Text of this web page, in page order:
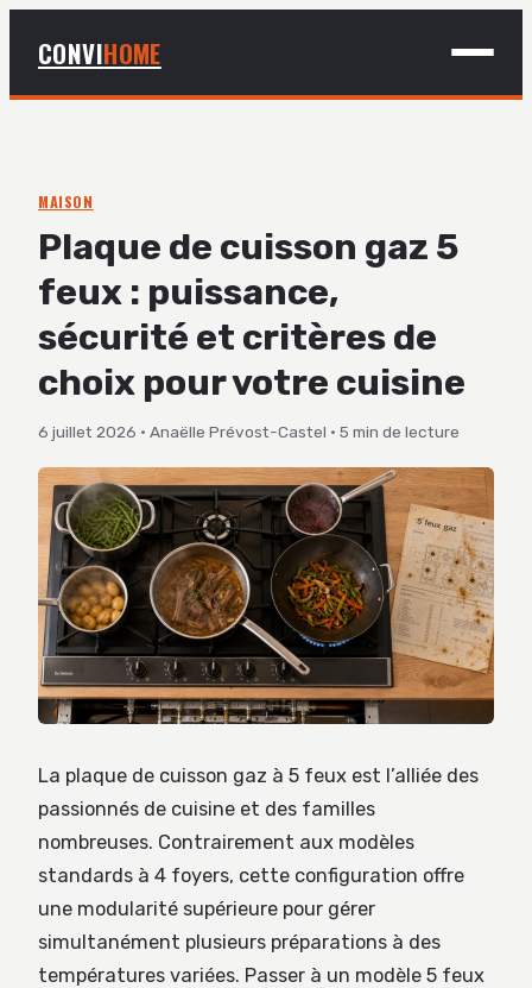
CONVIHOME
BRICOLAGE
DÉCO
JARDINAGE
MAISON
Plaque de cuisson gaz 5
feux : puissance,
sécurité et critères de
choix pour votre cuisine
6 juillet 2026 · Anaëlle Prévost-Castel · 5 min de lecture
La plaque de cuisson gaz à 5 feux est l’alliée des
passionnés de cuisine et des familles
nombreuses. Contrairement aux modèles
standards à 4 foyers, cette configuration offre
une modularité supérieure pour gérer
simultanément plusieurs préparations à des
températures variées. Passer à un modèle 5 feux